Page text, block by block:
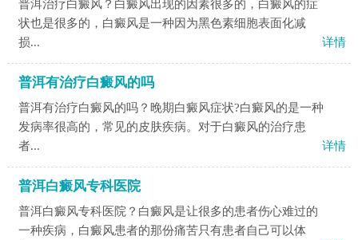
普洱治疗白癜风？白癜风出现的因素很多的，白癜风的症
状也是很多的，白癜风是一种因为黑色素细胞表面化减
损...
详情
普洱有治疗白癜风的吗
普洱有治疗白癜风的吗？晚期白癜风症状?白癜风的是一种
发病率很高的，常见的皮肤疾病。对于白癜风的治疗患
者...
详情
普洱白癜风专科医院
普洱白癜风专科医院？白癜风是让很多的患者伤心难过的
一种疾病，白癜风患者的那份痛苦只有患者自己可以体